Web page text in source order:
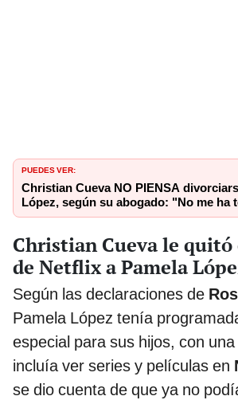
PUEDES VER:
Christian Cueva NO PIENSA
López, según su abogado: "No me ha
Christian Cueva le quitó
de Netflix a Pamela
Según las declaraciones de
Pamela López tenía
especial para sus hijos, con
incluía ver series y películas en
se dio cuenta de que ya no